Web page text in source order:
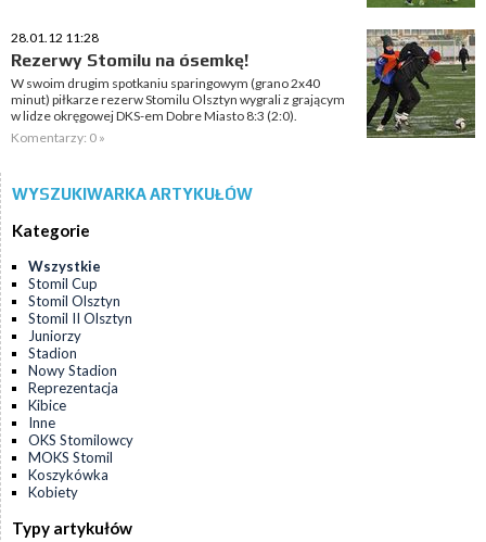
28.01.12 11:28
Rezerwy Stomilu na ósemkę!
W swoim drugim spotkaniu sparingowym (grano 2x40
minut) piłkarze rezerw Stomilu Olsztyn wygrali z grającym
w lidze okręgowej DKS-em Dobre Miasto 8:3 (2:0).
Komentarzy: 0 »
WYSZUKIWARKA ARTYKUŁÓW
Kategorie
Wszystkie
Stomil Cup
Stomil Olsztyn
Stomil II Olsztyn
Juniorzy
Stadion
Nowy Stadion
Reprezentacja
Kibice
Inne
OKS Stomilowcy
MOKS Stomil
Koszykówka
Kobiety
Typy artykułów